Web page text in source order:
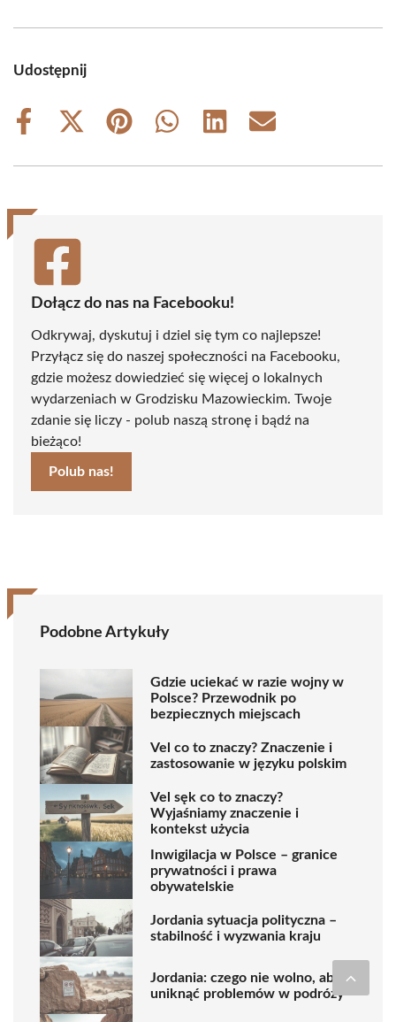
Udostępnij
Share
Share
(Twitter)
Share
Share
Share
Share
Dołącz do nas na Facebooku!
Odkrywaj, dyskutuj i dziel się tym co najlepsze!
Przyłącz się do naszej społeczności na Facebooku,
gdzie możesz dowiedzieć się więcej o lokalnych
wydarzeniach w Grodzisku Mazowieckim. Twoje
zdanie się liczy - polub naszą stronę i bądź na
bieżąco!
Polub nas!
Podobne Artykuły
Gdzie uciekać w razie wojny w
Polsce? Przewodnik po
bezpiecznych miejscach
Vel co to znaczy? Znaczenie i
zastosowanie w języku polskim
Vel sęk co to znaczy?
Wyjaśniamy znaczenie i
kontekst użycia
Inwigilacja w Polsce – granice
prywatności i prawa
obywatelskie
Jordania sytuacja polityczna –
stabilność i wyzwania kraju
Jordania: czego nie wolno, aby
uniknąć problemów w podróży